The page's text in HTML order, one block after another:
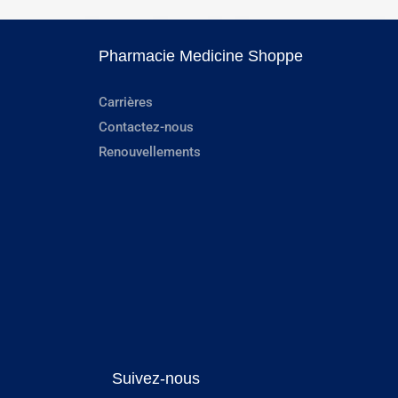
Pharmacie Medicine Shoppe
Carrières
Contactez-nous
Renouvellements
Suivez-nous